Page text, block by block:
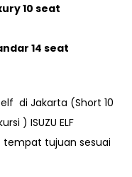
10 seat
14 seat
di Jakarta (Short 10
) ISUZU ELF
tempat tujuan sesuai